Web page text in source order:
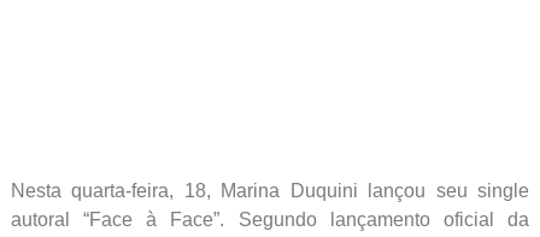
Nesta quarta-feira, 18, Marina Duquini lançou seu single
autoral “Face à Face”. Segundo lançamento oficial da